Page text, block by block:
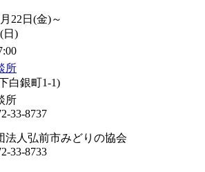
22日(金)～
日)
所
白銀町1-1)
所
33-8737
法人弘前市みどりの協会
33-8733